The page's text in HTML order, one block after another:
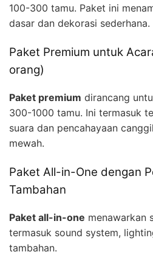
100-300 tamu. Paket ini
dasar dan dekorasi sederhana.
Paket Premium untuk
orang)
Paket premium dirancang
300-1000 tamu. Ini termasuk
suara dan pencahayaan
mewah.
Paket All-in-One dengan
Tambahan
Paket all-in-one menawarkan
termasuk sound system,
tambahan.